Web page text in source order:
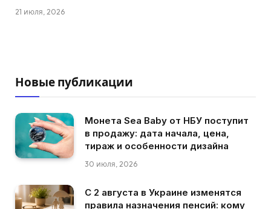
21 июля, 2026
Новые публикации
Монета Sea Baby от НБУ поступит
в продажу: дата начала, цена,
тираж и особенности дизайна
30 июля, 2026
С 2 августа в Украине изменятся
правила назначения пенсий: кому